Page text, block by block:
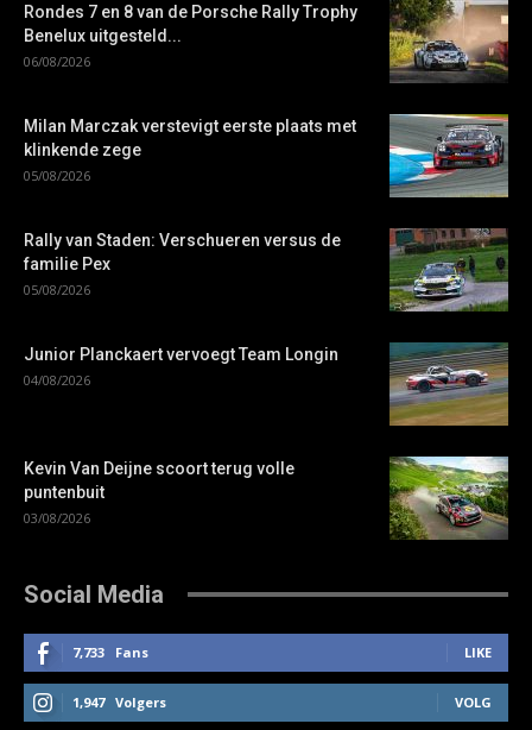
Rondes 7 en 8 van de Porsche Rally Trophy
Benelux uitgesteld...
06/08/2026
Milan Marczak verstevigt eerste plaats met
klinkende zege
05/08/2026
Rally van Staden: Verschueren versus de
familie Pex
05/08/2026
Junior Planckaert vervoegt Team Longin
04/08/2026
Kevin Van Deijne scoort terug volle
puntenbuit
03/08/2026
Social Media
7,733 Fans LIKE
1,947 Volgers VOLG